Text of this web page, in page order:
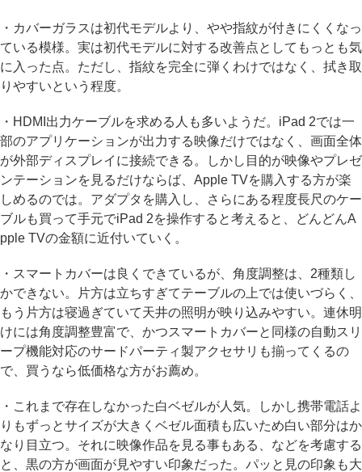
・カバーガラスは初代モデルより、やや指紋が付きにくくなっ
ている模様。実は初代モデルに対する改善点としてもっとも気
に入った点。ただし、指紋を完全に弾くわけではなく、拭き取
りやすいという程度。
・HDMI出力ケーブルを求める人も多いようだ。iPad 2では一
部のアプリケーションが出力する映像だけではなく、画面全体
が外部ディスプレイに接続できる。しかし目的が映像やプレゼ
ンテーションを見るだけならば、Apple TVを購入する方が楽
しめるのでは。アダプタを購入し、さらにある程度長尺のケー
ブルも買って手元でiPad 2を操作すると考えると、どんどんA
pple TVの金額に近付いていく。
・スマートカバーは良くできているが、角度調整は、2種類し
かできない。片方は立ちすぎてテーブルの上では使いづらく、
もう片方は寝過ぎていて天井の照明が映り込みやすい。連休明
けには角度調整豊富で、かつスマートカバーと同様の自動スリ
ープ機能対応のサードパーティ製アクセサリも揃ってくるの
で、買うなら低価格な方がお薦め。
・これまで存在しなかった白ベゼルが人気。しかし携帯電話よ
りもずっとサイズが大きくベゼル面積も広いため白い部分はか
なり目立つ。それに映像作品を見る事もある、などを考慮する
と、黒の方が画面が見やすい印象だった。パッと見の印象も大